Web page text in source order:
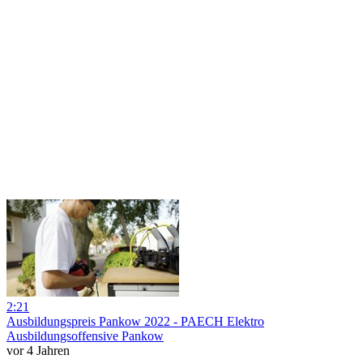
2:21
Ausbildungspreis Pankow 2022 - PAECH Elektro
Ausbildungsoffensive Pankow
vor 4 Jahren